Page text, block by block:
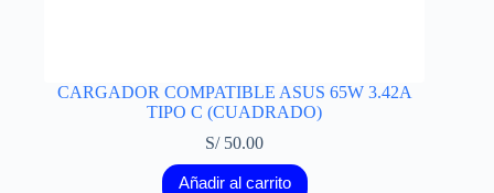
CARGADOR COMPATIBLE ASUS 65W 3.42A
TIPO C (CUADRADO)
S/50.00
Añadir al carrito